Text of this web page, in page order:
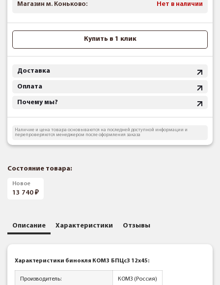
Магазин м. Коньково: Нет в наличии
Купить в 1 клик
Доставка
Оплата
Почему мы?
Наличие и цена товара основываются на последней доступной информации и
перепроверяются менеджером после оформления заказа
Состояние товара:
Новое
13 740
Описание Характеристики Отзывы
Характеристики бинокля КОМЗ БПЦс3 12x45:
Производитель: КОМЗ (Россия)